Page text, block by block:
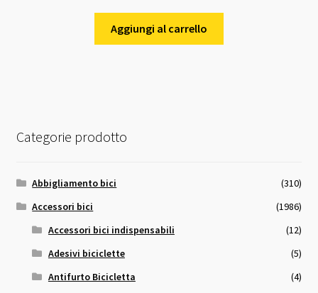
prezzo
originale
era:
prezzo
attuale
è:
Aggiungi al carrello
Categorie prodotto
Abbigliamento bici
(310)
Accessori bici
(1986)
Accessori bici indispensabili
(12)
Adesivi biciclette
(5)
Antifurto Bicicletta
(4)